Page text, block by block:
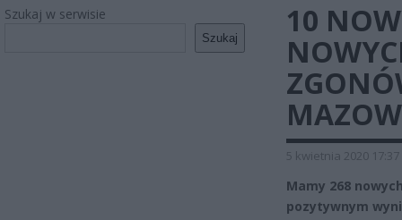
Szukaj w serwisie
Szukaj
10
5 kwietnia 2020 17:37
Mamy 268
pozytywnym